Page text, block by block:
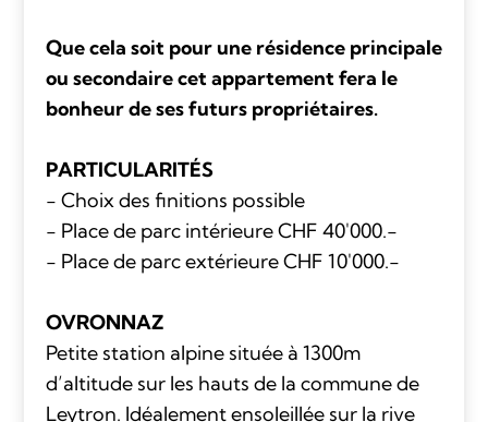
Que cela soit pour une résidence principale
ou secondaire cet appartement fera le
bonheur de ses futurs propriétaires.
PARTICULARITÉS
- Choix des finitions possible
- Place de parc intérieure CHF 40'000.-
- Place de parc extérieure CHF 10'000.-
OVRONNAZ
Petite station alpine située à 1300m
d’altitude sur les hauts de la commune de
Leytron. Idéalement ensoleillée sur la rive